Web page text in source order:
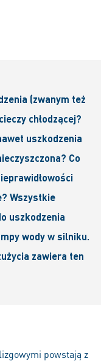
(zwanym też
chłodzącej?
uszkodzenia
Co
Wszystkie
uszkodzenia
wody w silniku.
zawiera ten
powstają z